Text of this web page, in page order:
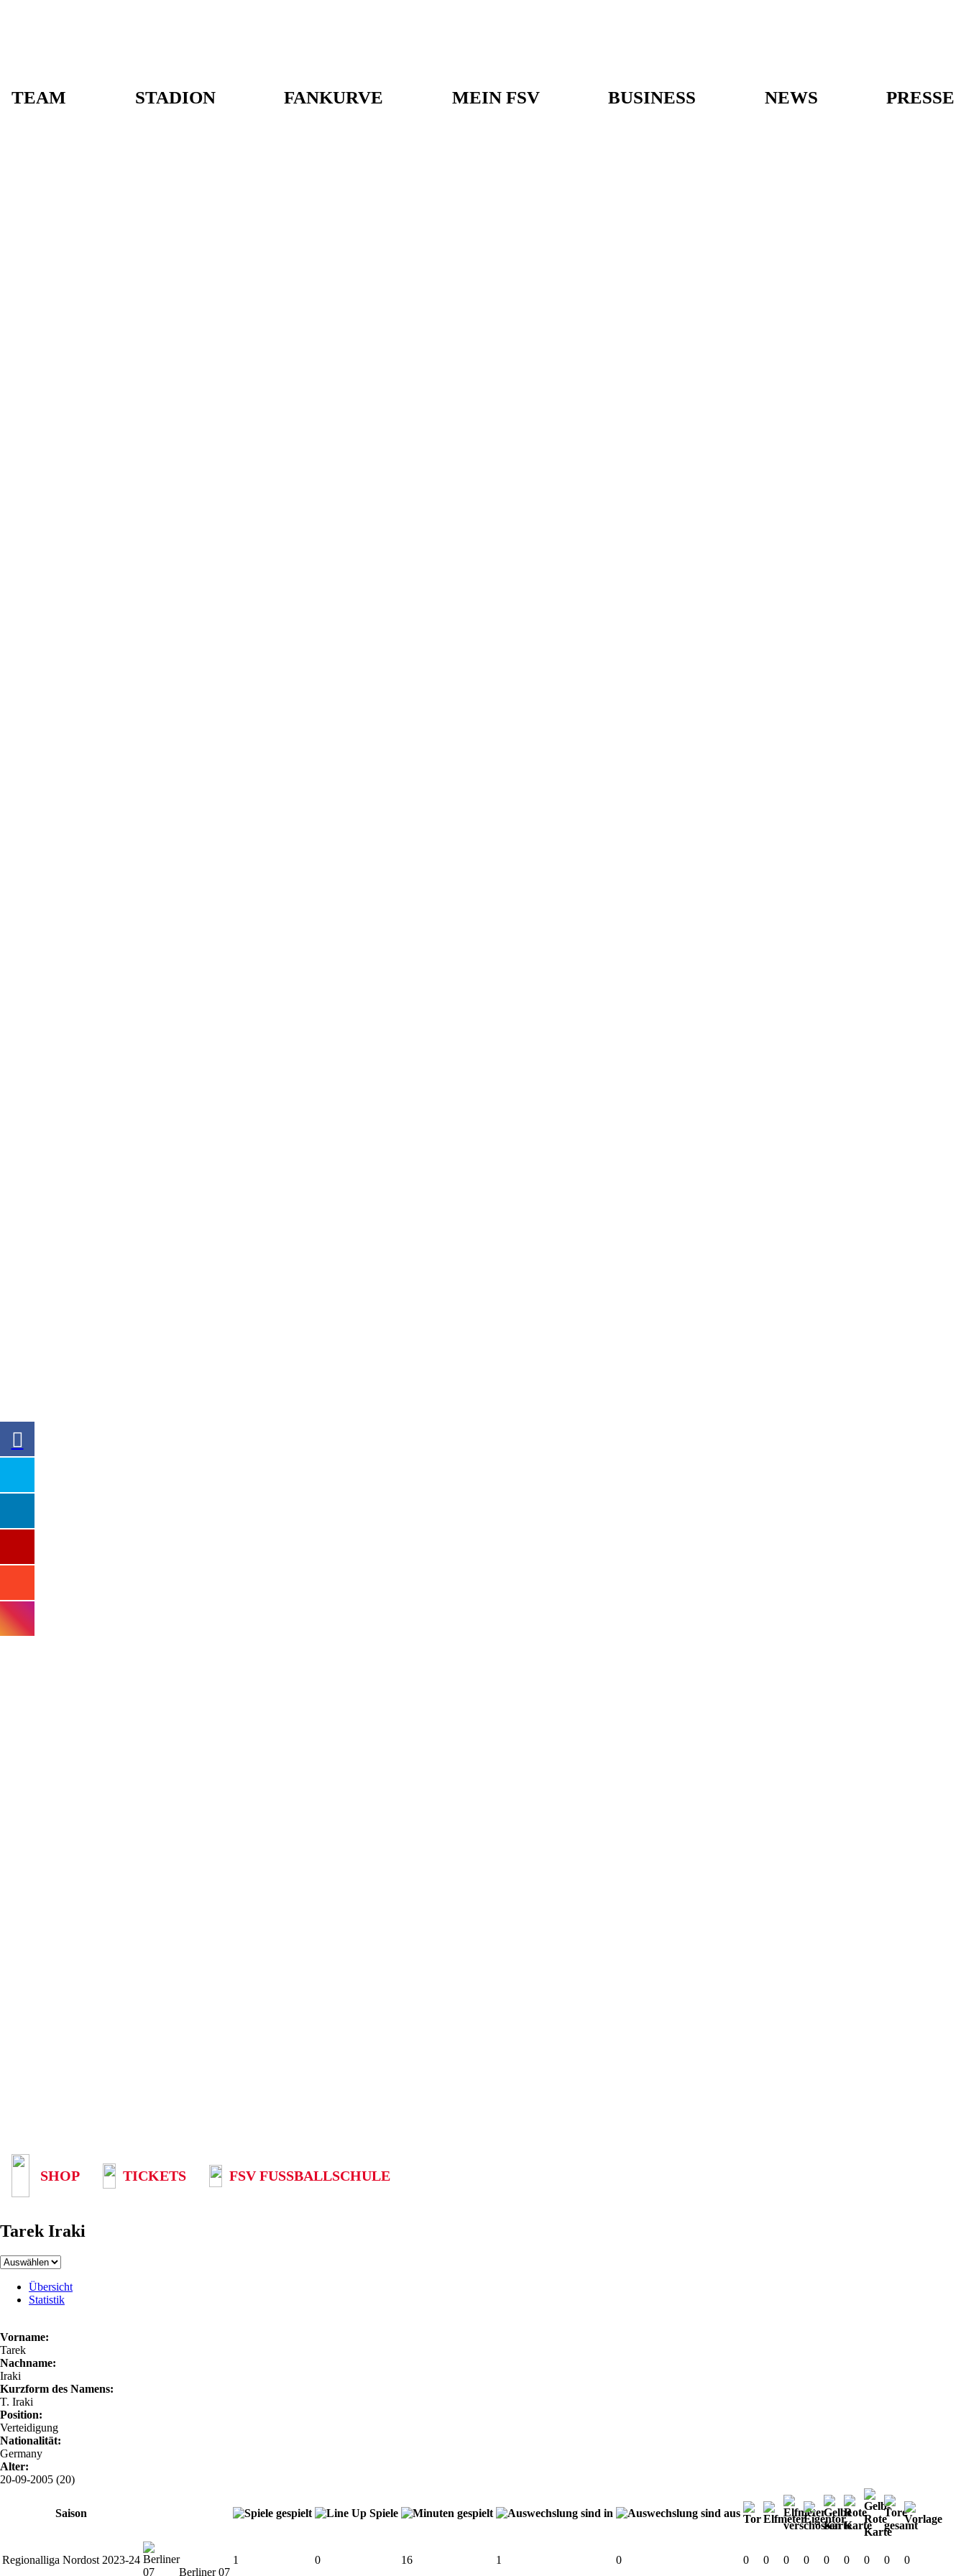
TEAM STADION FANKURVE MEIN FSV BUSINESS NEWS PRESSE
SHOP TICKETS FSV FUSSBALLSCHULE
Tarek Iraki
Übersicht
Statistik
Vorname:
Tarek
Nachname:
Iraki
Kurzform des Namens:
T. Iraki
Position:
Verteidigung
Nationalität:
Germany
Alter:
20-09-2005 (20)
Saison
Regionalliga Nordost 2023-24
Berliner 07
1 0 16 1 0 0 0 0 0 0 0 0 0 0